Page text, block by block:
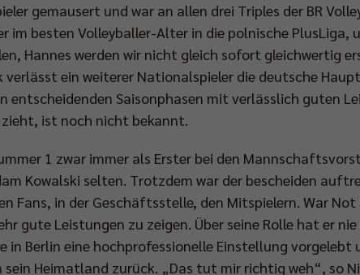
gemausert und war an allen drei Triples der BR
im besten Volleyballer-Alter in die polnische PlusLiga,
Hannes werden wir nicht gleich sofort gleichwertig
verlässt ein weiterer Nationalspieler die deutsche
entscheidenden Saisonphasen mit verlässlich guten
ist noch nicht bekannt.
1 zwar immer als Erster bei den
Kowalski selten. Trotzdem war der bescheiden
Fans, in der Geschäftsstelle, den Mitspielern. War
gute Leistungen zu zeigen. Über seine Rolle hat er
in Berlin eine hochprofessionelle Einstellung vorgelebt
sein Heimatland zurück. „Das tut mir richtig weh“, so